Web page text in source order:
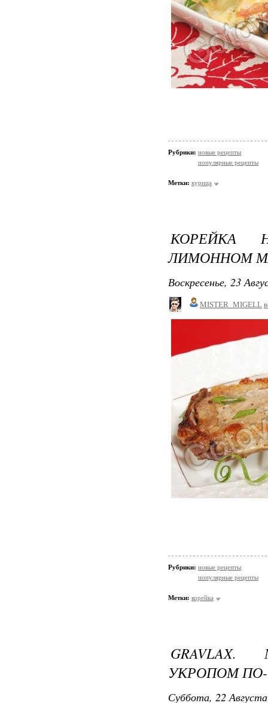
Рубрики: новые рецепты
популярные рецепты
Метки: курица
КОРЕЙКА
ЛИМОННОМ
Воскресенье, 23
MISTER_MIGELL
Рубрики: новые рецепты
популярные рецепты
Метки: корейка
УКРОПОМ
Суббота, 22